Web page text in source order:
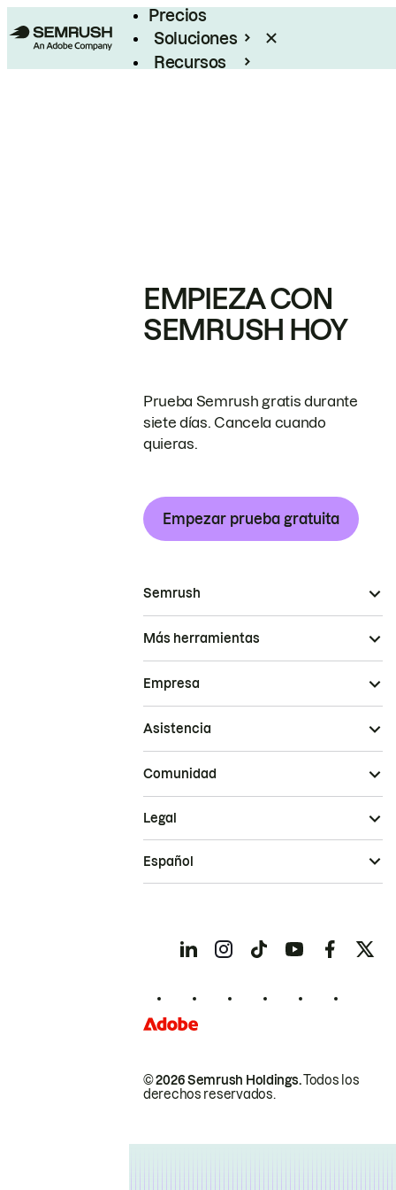
Precios
Soluciones
Recursos
EMPIEZA CON
SEMRUSH HOY
Prueba Semrush gratis durante
siete días. Cancela cuando
quieras.
Empezar prueba gratuita
Semrush
Más herramientas
Empresa
Asistencia
Comunidad
© 2026 Semrush Holdings.Todos los
derechos reservados.
Legal
Español